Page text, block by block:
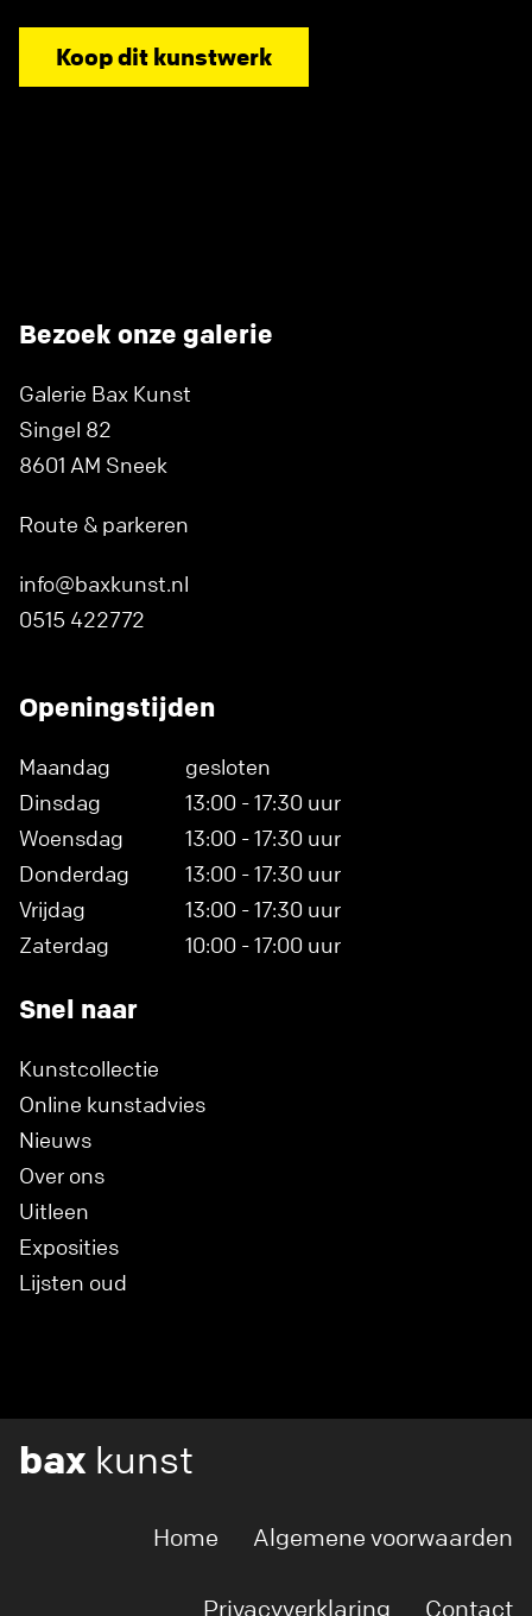
Koop dit kunstwerk
Bezoek onze galerie
Galerie Bax Kunst
Singel 82
8601 AM Sneek
Route & parkeren
info@baxkunst.nl
0515 422772
Openingstijden
Maandag
gesloten
Dinsdag
13:00 - 17:30 uur
Woensdag
13:00 - 17:30 uur
Donderdag
13:00 - 17:30 uur
Vrijdag
13:00 - 17:30 uur
Zaterdag
10:00 - 17:00 uur
Snel naar
Kunstcollectie
Online kunstadvies
Nieuws
Over ons
Uitleen
Exposities
Lijsten oud
bax kunst
Home Algemene voorwaarden
Privacyverklaring Contact